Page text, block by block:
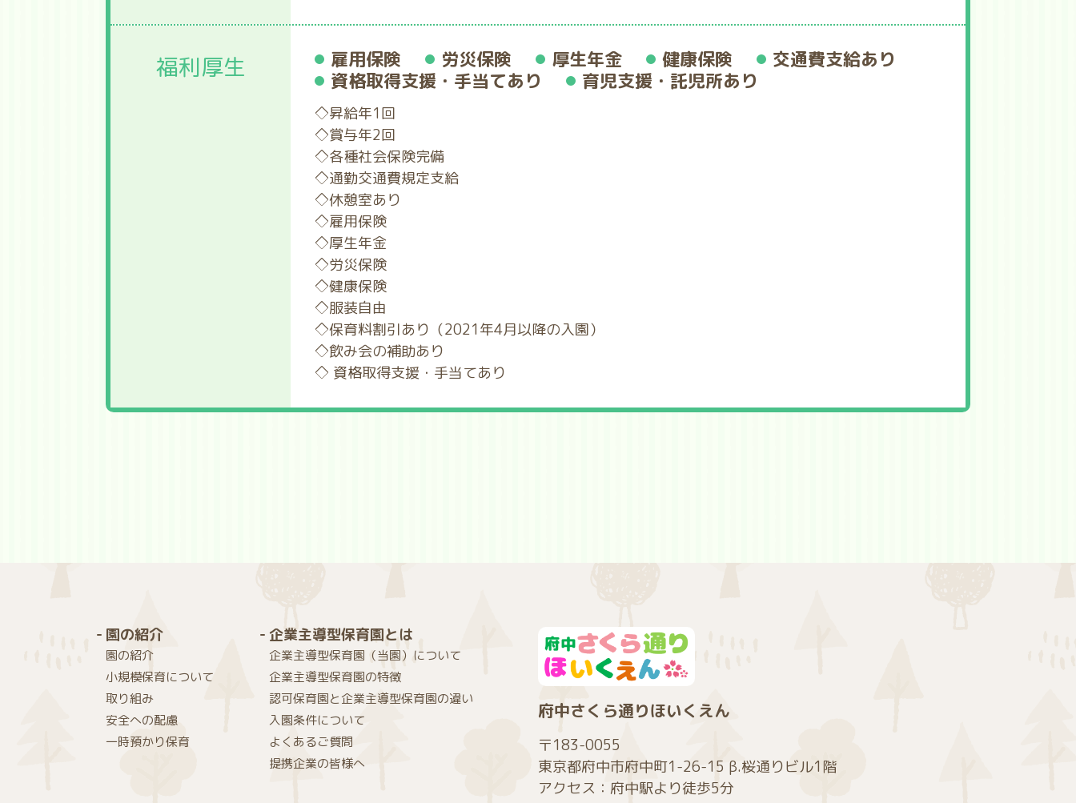
福利厚生 雇用保険 労災保険 厚生年金 健康保険
交通費支給あり
資格取得支援・手当てあり
育児支援・託児所あり
◇昇給年1回
◇賞与年2回
◇各種社会保険完備
◇通勤交通費規定支給
◇休憩室あり
◇雇用保険
◇厚生年金
◇労災保険
◇健康保険
◇服装自由
◇保育料割引あり（2021年4月以降の入園）
◇飲み会の補助あり
◇ 資格取得支援・手当てあり
園の紹介
園の紹介
小規模保育について
取り組み
安全への配慮
一時預かり保育
企業主導型保育園とは
企業主導型保育園（当園）について
企業主導型保育園の特徴
認可保育園と企業主導型保育園の違い
入園条件について
よくあるご質問
提携企業の皆様へ
府中さくら通りほいくえん
〒183-0055
東京都府中市府中町1-26-15 β.桜通りビル1階
アクセス：府中駅より徒歩5分